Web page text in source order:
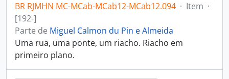
BR RJMHN MC-MCab-MCab12-MCab12.094 · Item ·
[192-]
Parte de Miguel Calmon du Pin e Almeida
Uma rua, uma ponte, um riacho. Riacho em
primeiro plano.